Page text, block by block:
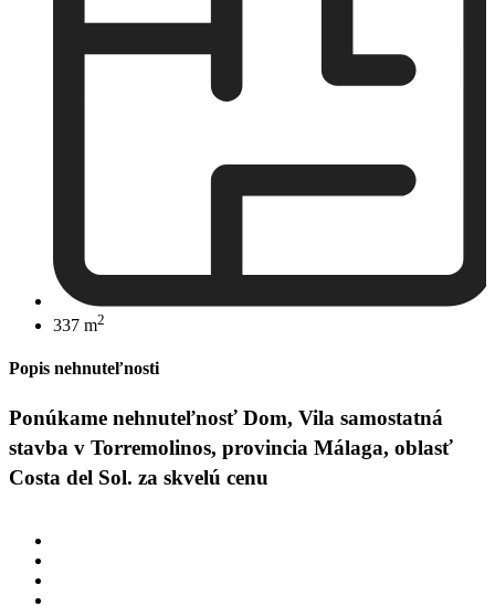
337 m2
Popis nehnuteľnosti
Ponúkame nehnuteľnosť Dom, Vila samostatná
stavba v Torremolinos, provincia Málaga, oblasť
Costa del Sol. za skvelú cenu